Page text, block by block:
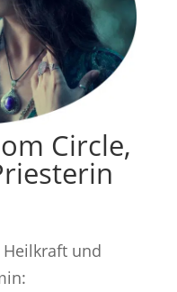
Circle,
und